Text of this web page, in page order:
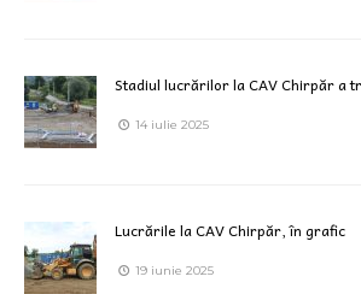
Stadiul lucrărilor la CAV Chirpăr a
14 iulie 2025
Lucrările la CAV Chirpăr, în grafic
19 iunie 2025